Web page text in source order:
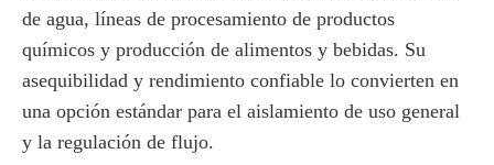
de agua, líneas de procesamiento de productos
químicos y producción de alimentos y bebidas. Su
asequibilidad y rendimiento confiable lo convierten en
una opción estándar para el aislamiento de uso general
y la regulación de flujo.